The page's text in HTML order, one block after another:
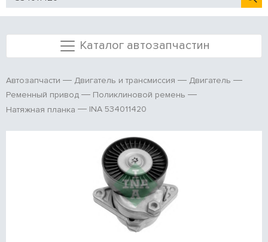
Каталог автозапчастин
Автозапчасти Двигатель и трансмиссия
Двигатель
Ременный привод
Поликлиновой ремень
Натяжная планка
INA 534011420